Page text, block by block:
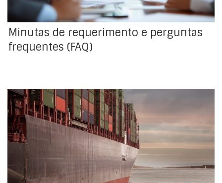
Minutas de requerimento e perguntas
frequentes (FAQ)
Foi publicado hoje, no Diário da República, o Decreto do
Presidente da República n.º 88/2026, de 14 de julho, que
ratifica a Convenção n.º 185 da Organização
Internacional do Trabalho (OIT), sobre os Documentos
de Identificação dos Marítimos (revista), na sequência
da sua aprovação em 3 de junho, pela Resolução […]